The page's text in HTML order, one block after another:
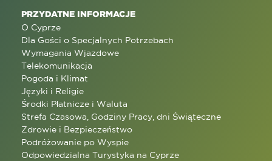
PRZYDATNE INFORMACJE
O Cyprze
Dla Gości o Specjalnych Potrzebach
Wymagania Wjazdowe
Telekomunikacja
Pogoda i Klimat
Języki i Religie
Środki Płatnicze i Waluta
Strefa Czasowa, Godziny Pracy, dni Świąteczne
Zdrowie i Bezpieczeństwo
Podróżowanie po Wyspie
Odpowiedzialna Turystyka na Cyprze